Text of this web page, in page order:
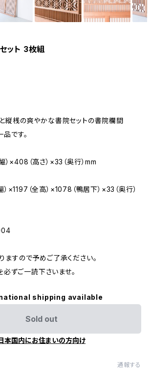
ット 3枚組
縦桟の爽やかな書院セットの書院欄間
です。
）×408（高さ）×33（奥行）mm
×1197（全高）×1078（鴨居下）×33（奥行）
すので予めご了承ください。
ずご一読下さいませ。
shipping available
Sold out
本国内にお住まいの方向け
通報する